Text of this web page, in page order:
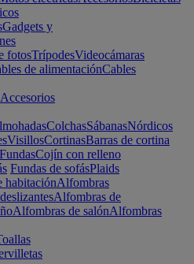
Gadgets y
fotosTrípodesVideocámaras
de alimentaciónCables
Accesorios
ColchasSábanasNórdicos
VisillosCortinasBarras de cortina
FundasCojín con relleno
Fundas de sofásPlaids
habitaciónAlfombras
Alfombras de
Alfombras de salónAlfombras